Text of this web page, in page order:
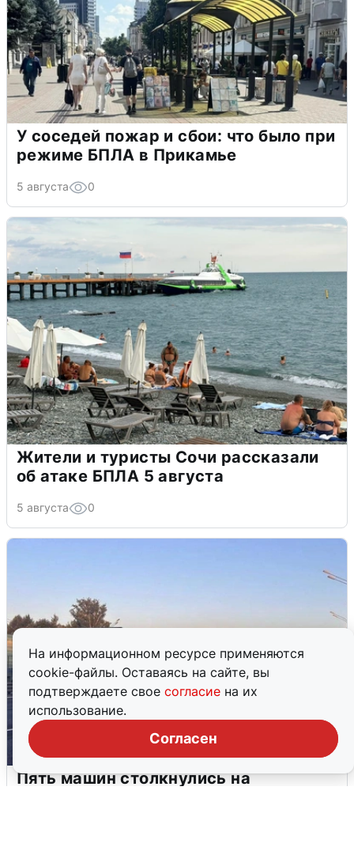
На информационном ресурсе применяются
cookie-файлы. Оставаясь на сайте, вы
подтверждаете свое согласие на их
использование.
Согласен
У соседей пожар и сбои: что было при
режиме БПЛА в Прикамье
5 августа 0
Жители и туристы Сочи рассказали
об атаке БПЛА 5 августа
5 августа 0
Пять машин столкнулись на